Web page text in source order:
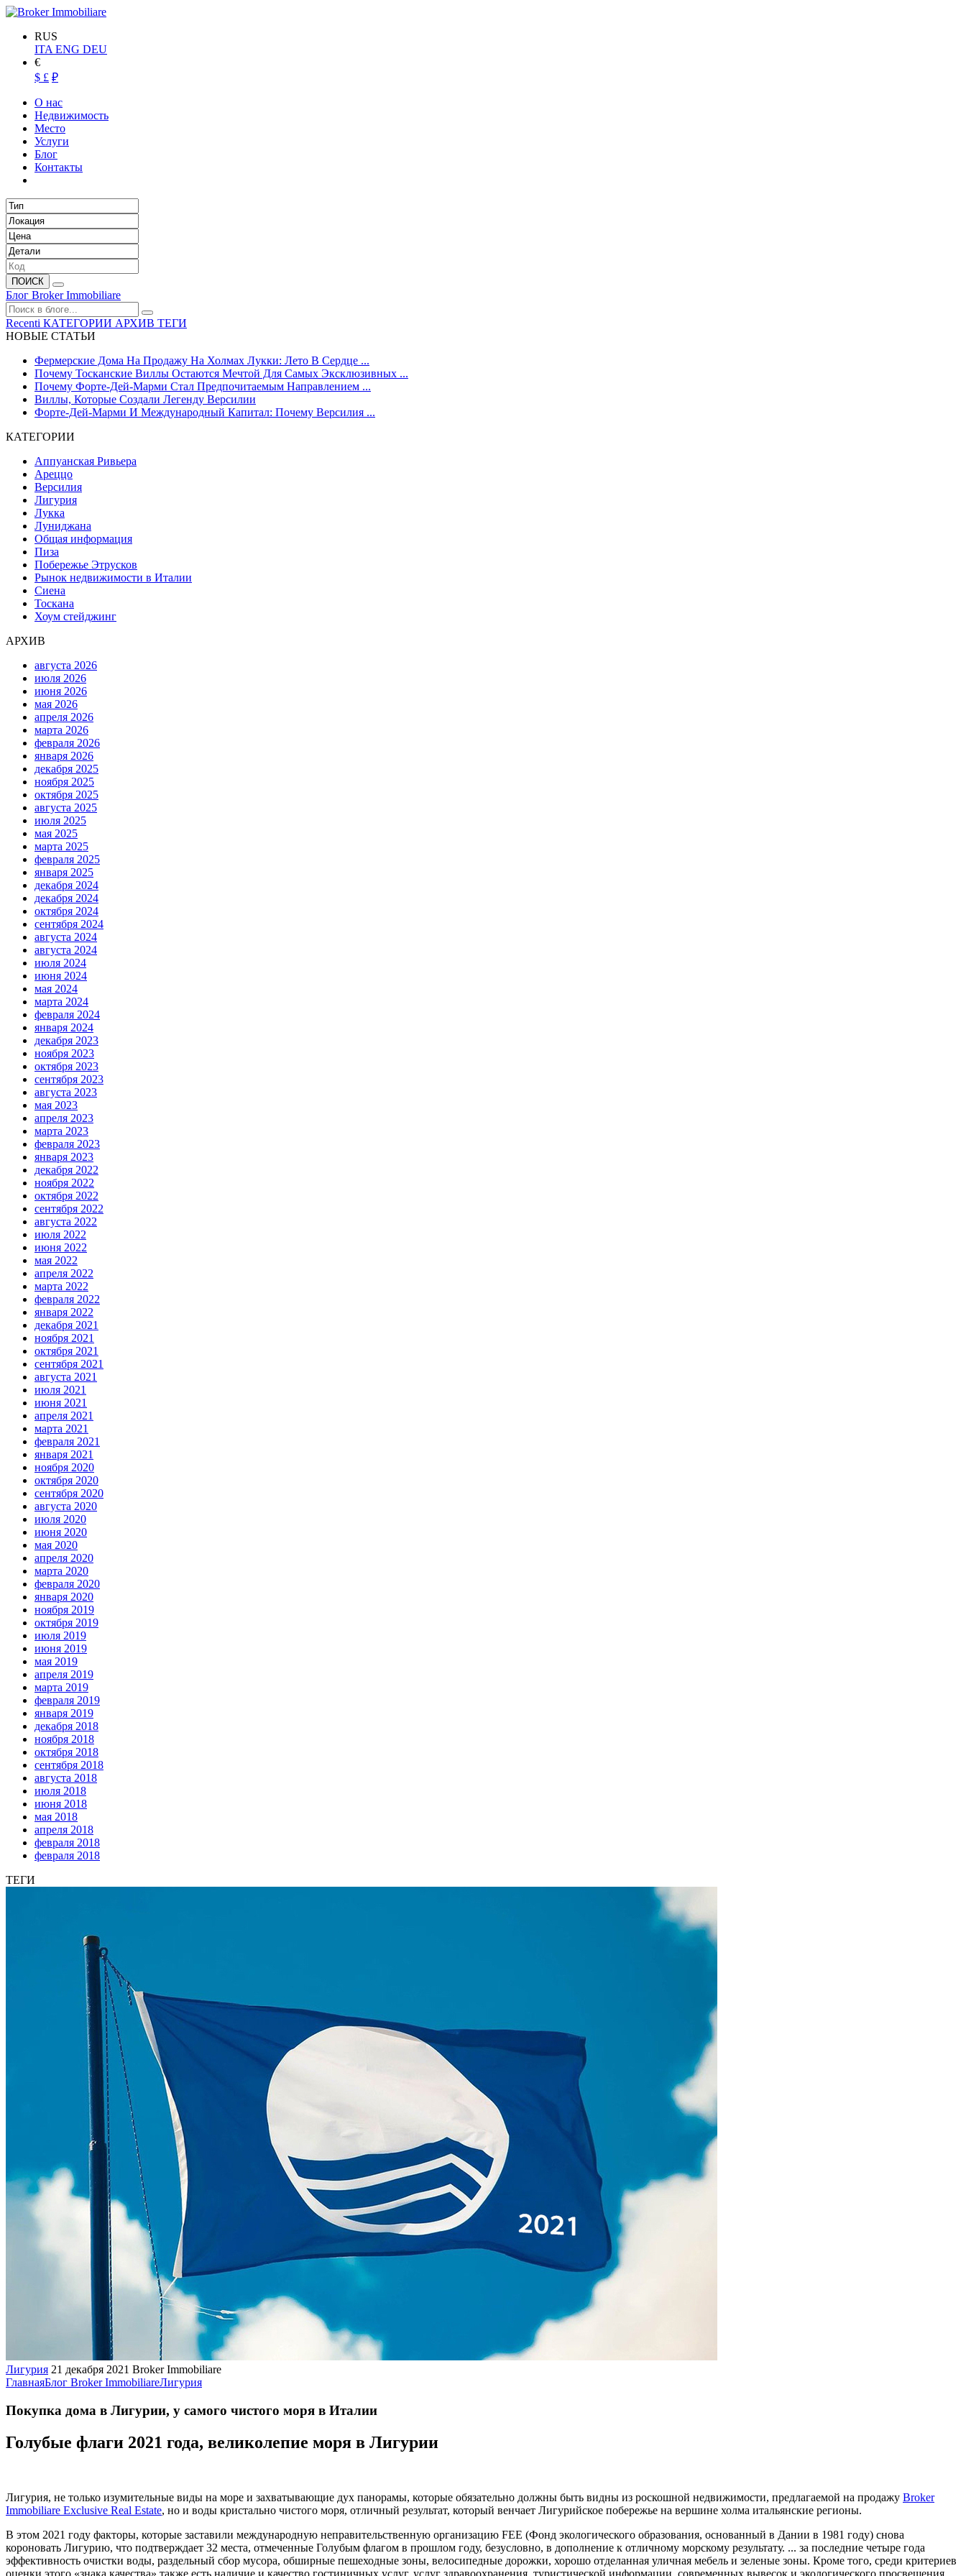
RUS
ITA ENG DEU
€
$ £ ₽
О нас
Недвижимость
Место
Услуги
Блог
Контакты
ПОИСК
Блог Broker Immobiliare
Recenti КАТЕГОРИИ АРХИВ ТЕГИ
НОВЫЕ СТАТЬИ
Фермерские Дома На Продажу На Холмах Лукки: Лето В Сердце ...
Почему Тосканские Виллы Остаются Мечтой Для Самых Эксклюзивных ...
Почему Форте-Дей-Марми Стал Предпочитаемым Направлением ...
Виллы, Которые Создали Легенду Версилии
Форте-Дей-Марми И Международный Капитал: Почему Версилия ...
КАТЕГОРИИ
Аппуанская Ривьера
Ареццо
Версилия
Лигурия
Лукка
Луниджана
Общая информация
Пиза
Побережье Этрусков
Рынок недвижимости в Италии
Сиена
Тоскана
Хоум стейджинг
АРХИВ
августа 2026
июля 2026
июня 2026
мая 2026
апреля 2026
марта 2026
февраля 2026
января 2026
декабря 2025
ноября 2025
октября 2025
августа 2025
июля 2025
мая 2025
марта 2025
февраля 2025
января 2025
декабря 2024
декабря 2024
октября 2024
сентября 2024
августа 2024
августа 2024
июля 2024
июня 2024
мая 2024
марта 2024
февраля 2024
января 2024
декабря 2023
ноября 2023
октября 2023
сентября 2023
августа 2023
мая 2023
апреля 2023
марта 2023
февраля 2023
января 2023
декабря 2022
ноября 2022
октября 2022
сентября 2022
августа 2022
июля 2022
июня 2022
мая 2022
апреля 2022
марта 2022
февраля 2022
января 2022
декабря 2021
ноября 2021
октября 2021
сентября 2021
августа 2021
июля 2021
июня 2021
апреля 2021
марта 2021
февраля 2021
января 2021
ноября 2020
октября 2020
сентября 2020
августа 2020
июля 2020
июня 2020
мая 2020
апреля 2020
марта 2020
февраля 2020
января 2020
ноября 2019
октября 2019
июля 2019
июня 2019
мая 2019
апреля 2019
марта 2019
февраля 2019
января 2019
декабря 2018
ноября 2018
октября 2018
сентября 2018
августа 2018
июля 2018
июня 2018
мая 2018
апреля 2018
февраля 2018
февраля 2018
ТЕГИ
Лигурия 21 декабря 2021 Broker Immobiliare
ГлавнаяБлог Broker ImmobiliareЛигурия
Покупка дома в Лигурии, у самого чистого моря в Италии
Голубые флаги 2021 года, великолепие моря в Лигурии
Лигурия, не только изумительные виды на море и захватывающие дух панорамы, которые обязательно должны быть видны из роскошной недвижимости, предлагаемой на продажу Broker
Immobiliare Exclusive Real Estate, но и воды кристально чистого моря, отличный результат, который венчает Лигурийское побережье на вершине холма итальянские регионы.
В этом 2021 году факторы, которые заставили международную неправительственную организацию FEE (Фонд экологического образования, основанный в Дании в 1981 году) снова
короновать Лигурию, что подтверждает 32 места, отмеченные Голубым флагом в прошлом году, безусловно, в дополнение к отличному морскому результату. ... за последние четыре года
эффективность очистки воды, раздельный сбор мусора, обширные пешеходные зоны, велосипедные дорожки, хорошо отделанная уличная мебель и зеленые зоны. Кроме того, среди критериев
оценки этого «знака качества» также есть наличие и качество гостиничных услуг, услуг здравоохранения, туристической информации, современных вывесок и экологического просвещения.